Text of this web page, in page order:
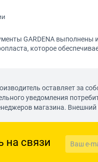
GARDENA выполнены
которое
оставляет за
уведомления
магазина.
на связи